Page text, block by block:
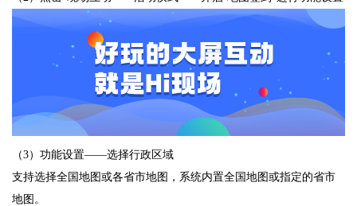
（3）功能设置——选择行政区域
支持选择全国地图或各省市地图，系统内置全国地图或指定的省市
地图。